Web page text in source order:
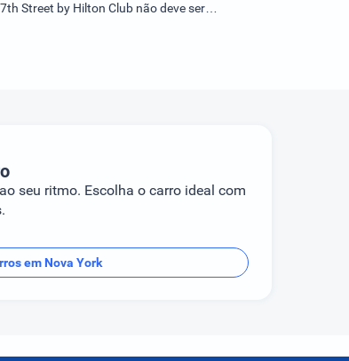
Street by Hilton Club não deve ser
seu ritmo. Escolha o carro ideal com
em Nova York